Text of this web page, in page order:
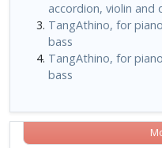
accordion, violin and
TangAthino, for
bass
TangAthino, for
bass